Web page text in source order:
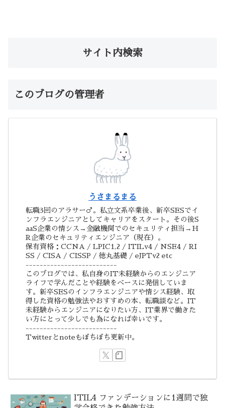
サイト内検索
このブログの管理者
うさまるまる
転職3回のアラサー♂。私立文系卒業後、新卒SESでイ
ンフラエンジニアとしてキャリアをスタート。その後S
aaS企業の情シス→金融機関でのセキュリティ担当→H
R企業のセキュリティエンジニア（現在）。
保有資格：CCNA / LPIC1,2 / ITILv4 / NSE4 / RI
SS / CISA / CISSP / 徳丸基礎 / eJPTv2 etc
--------------------------
このブログでは、私自身のIT未経験からのエンジニア
ライフで学んだことや経験をベースに発信していま
す。新卒SESのインフラエンジニアや情シス経験、取
得した資格の勉強法やおすすめの本、転職談など。IT
未経験からエンジニアになりたい方、IT業界で働きた
い方にとって少しでも為になれば幸いです。
--------------------------
Twitterとnoteもぼちぼち更新中。
ITIL4 ファンデーションに1週間で独